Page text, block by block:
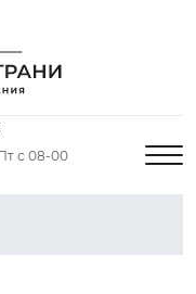
с 08-00